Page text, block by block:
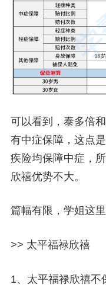
可以看到，泰多倍
有中症保障，这点是
疾险均保障中症，
欣禧优势不大。
篇幅有限，学姐这
>> 太平福禄欣禧
1、太平福禄欣禧不